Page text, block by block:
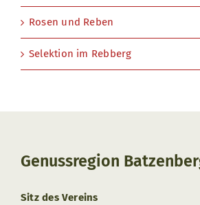
Rosen und Reben
Selektion im Rebberg
Genussregion
Sitz des Vereins